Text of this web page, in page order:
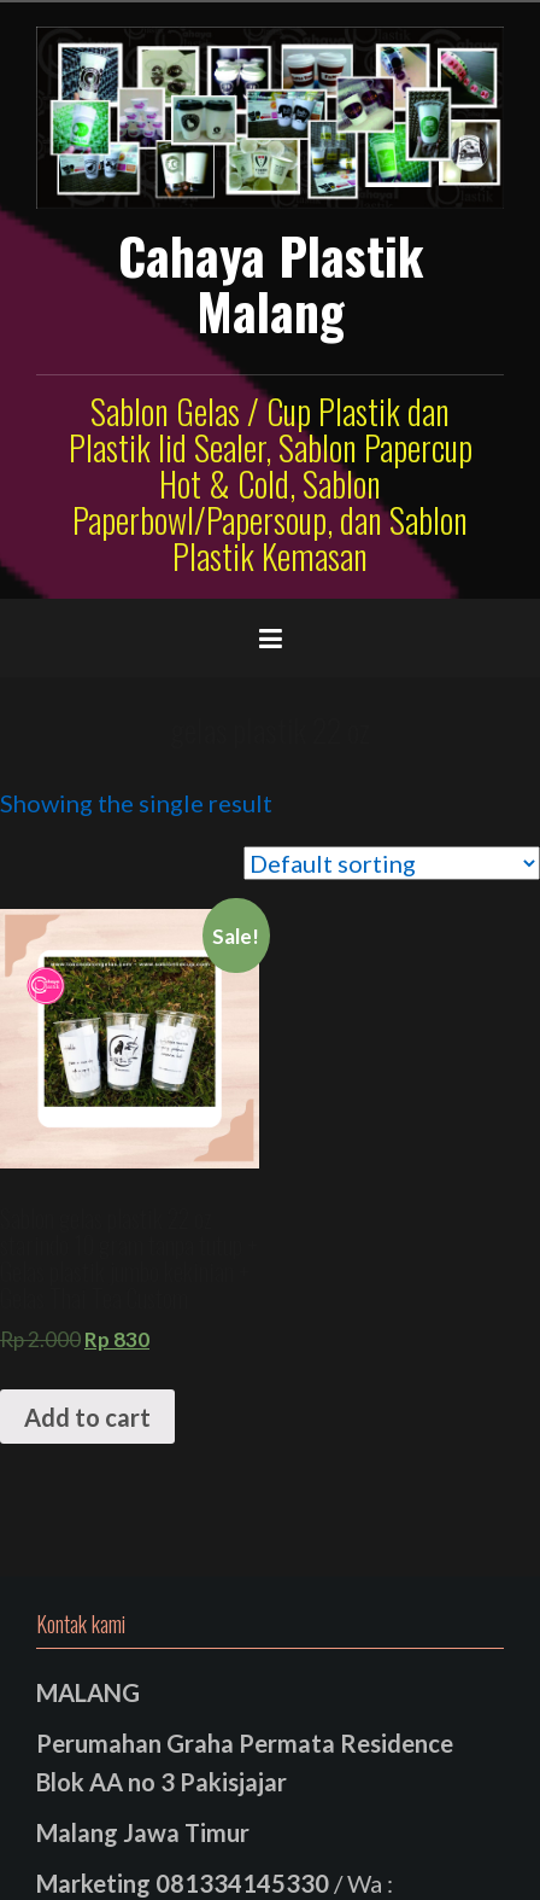
konten
Cahaya Plastik
Malang
Sablon Gelas / Cup Plastik dan
Plastik lid Sealer, Sablon Papercup
Hot & Cold, Sablon
Paperbowl/Papersoup, dan Sablon
Plastik Kemasan
Showing the single result
Sale!
Rp2.000Rp 830
Add to cart
Kontak kami
MALANG
Perumahan Graha Permata Residence
Blok AA no 3 Pakisjajar
Malang Jawa Timur
Marketing 081334145330 / Wa :